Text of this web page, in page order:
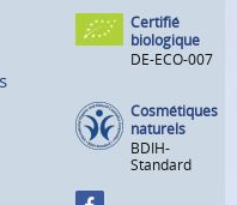
Certifié
biologique
DE-ECO-007
Cosmétiques
naturels
BDIH-
Standard